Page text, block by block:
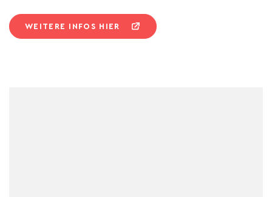
WEITERE INFOS HIER